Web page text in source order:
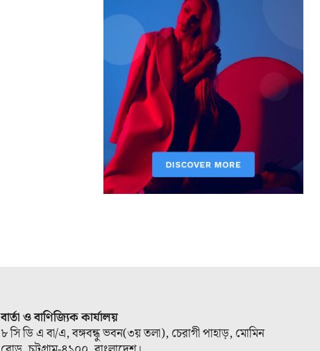
বার্তা ও বাণিজ্যিক কার্যালয়
৮ সি ডি এ বা/এ, বঙ্গবন্ধু ভবন(৩য় তলা), চেরাগী পাহাড়, মোমিন